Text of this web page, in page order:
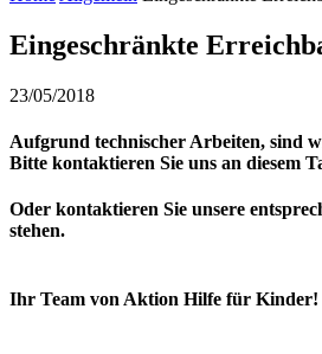
Eingeschränkte
23/05/2018
Aufgrund technischer Arbeiten, sind
Bitte kontaktieren Sie uns an diesem
Oder kontaktieren Sie unsere
stehen.
Ihr Team von Aktion Hilfe für Kinder!